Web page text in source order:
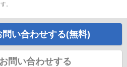
。
問い合わせする(無料)
問い合わせする